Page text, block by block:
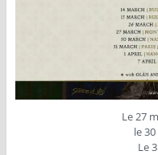
Le 27
le
Le